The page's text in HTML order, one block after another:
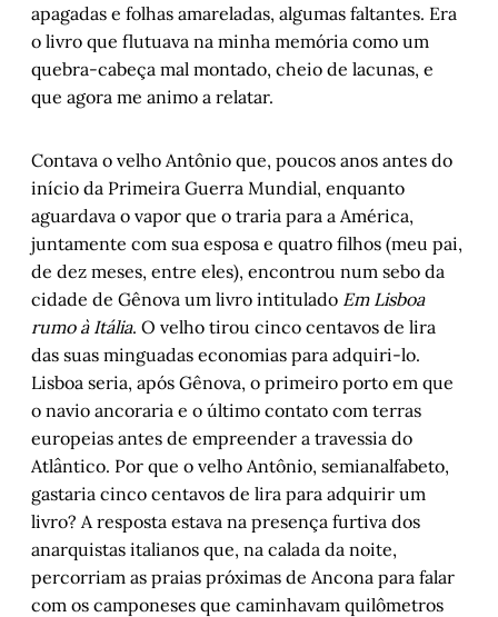
apagadas e folhas amareladas, algumas faltantes. Era
o livro que flutuava na minha memória como um
quebra-cabeça mal montado, cheio de lacunas, e
que agora me animo a relatar.
Contava o velho Antônio que, poucos anos antes do
início da Primeira Guerra Mundial, enquanto
aguardava o vapor que o traria para a América,
juntamente com sua esposa e quatro filhos (meu pai,
de dez meses, entre eles), encontrou num sebo da
cidade de Gênova um livro intitulado Em Lisboa
rumo à Itália. O velho tirou cinco centavos de lira
das suas minguadas economias para adquiri-lo.
Lisboa seria, após Gênova, o primeiro porto em que
o navio ancoraria e o último contato com terras
europeias antes de empreender a travessia do
Atlântico. Por que o velho Antônio, semianalfabeto,
gastaria cinco centavos de lira para adquirir um
livro? A resposta estava na presença furtiva dos
anarquistas italianos que, na calada da noite,
percorriam as praias próximas de Ancona para falar
com os camponeses que caminhavam quilômetros